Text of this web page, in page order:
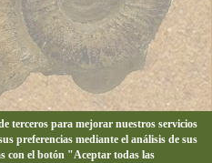
terceros para mejorar nuestros servicios
preferencias mediante el análisis de sus
con el botón "Aceptar todas las